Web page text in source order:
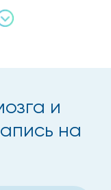
и
на